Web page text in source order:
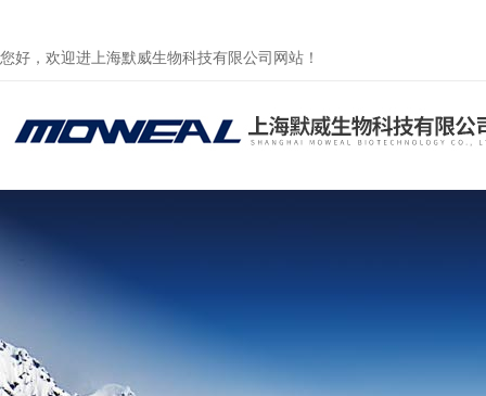
您好，欢迎进上海默威生物科技有限公司网站！